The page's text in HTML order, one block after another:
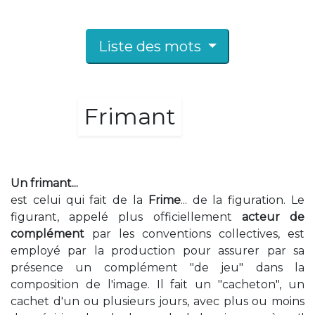
Liste des mots
Frimant
Un frimant...
est celui qui fait de la Frime... de la figuration. Le
figurant, appelé plus officiellement acteur de
complément par les conventions collectives, est
employé par la production pour assurer par sa
présence un complément "de jeu" dans la
composition de l'image. Il fait un "cacheton", un
cachet d'un ou plusieurs jours, avec plus ou moins